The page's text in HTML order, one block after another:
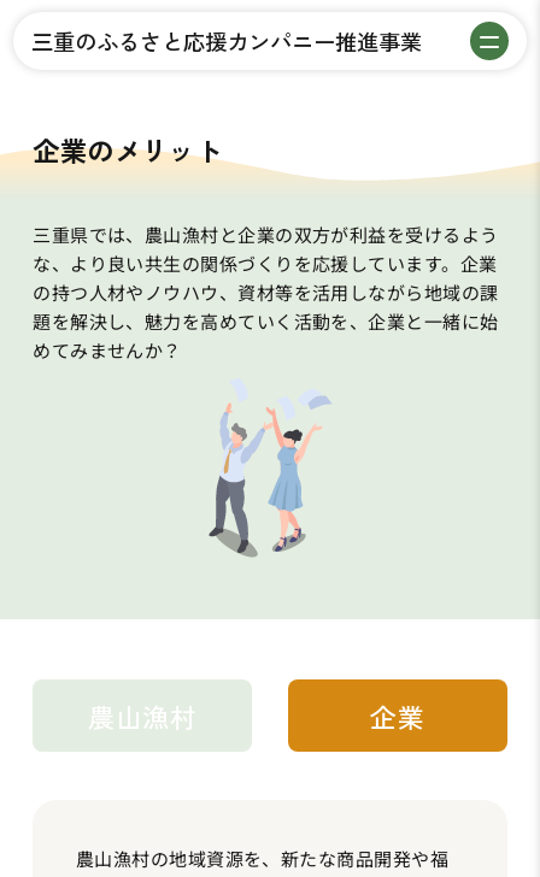
三重のふるさと応援カンパニー推進事業
企業のメリット
三重県では、農山漁村と企業の双方が利益を受けるよう
な、より良い共生の関係づくりを応援しています。企業
の持つ人材やノウハウ、資材等を活用しながら地域の課
題を解決し、魅力を高めていく活動を、企業と一緒に始
めてみませんか？
農山漁村 企業
農山漁村の地域資源を、新たな商品開発や福